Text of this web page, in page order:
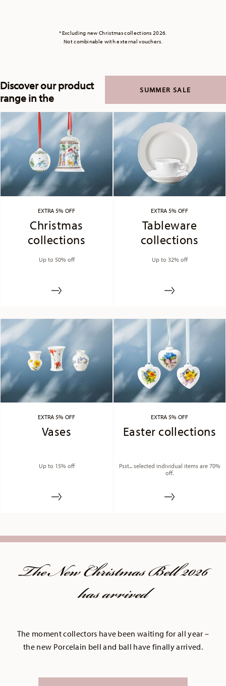
*Excluding new Christmas collections 2026.
Not combinable with external vouchers.
Discover our product
range in the
SUMMER SALE
EXTRA 5% OFF
Christmas
collections
Up to 50% off
EXTRA 5% OFF
Tableware
collections
Up to 32% off
EXTRA 5% OFF
Vases
Up to 15% off
EXTRA 5% OFF
Easter collections
Psst... selected individual items are 70%
off.
The New Christmas Bell 2026
has arrived
The moment collectors have been waiting for all year –
the new Porcelain bell and ball have finally arrived.